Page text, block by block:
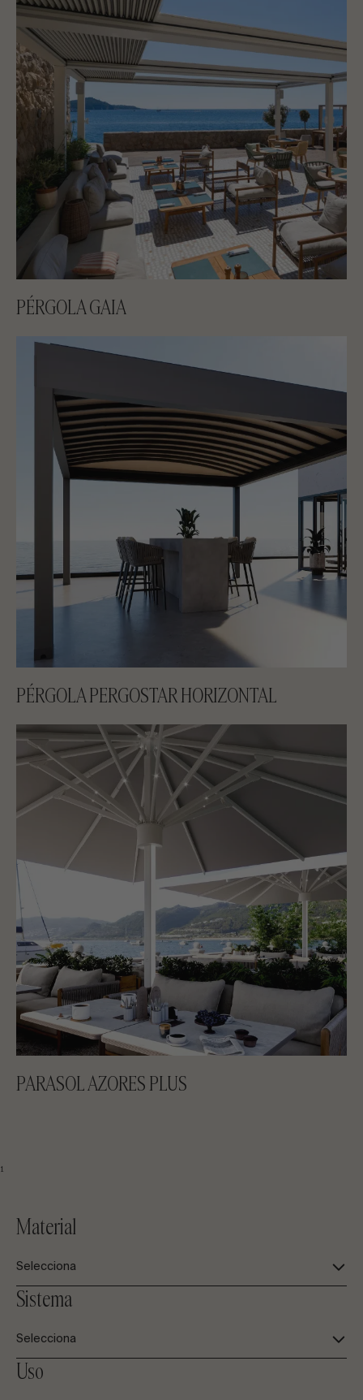
PÉRGOLA GAIA
PÉRGOLA PERGOSTAR HORIZONTAL
PARASOL AZORES PLUS
1
Material
Selecciona
Sistema
Selecciona
Uso